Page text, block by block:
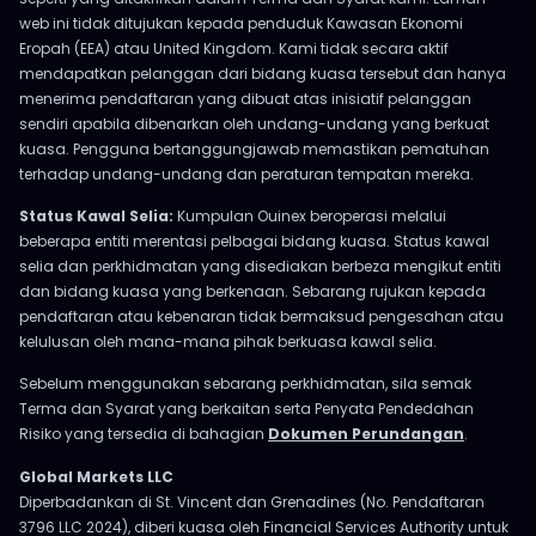
web ini tidak ditujukan kepada penduduk Kawasan Ekonomi
Eropah (EEA) atau United Kingdom. Kami tidak secara aktif
mendapatkan pelanggan dari bidang kuasa tersebut dan hanya
menerima pendaftaran yang dibuat atas inisiatif pelanggan
sendiri apabila dibenarkan oleh undang-undang yang berkuat
kuasa. Pengguna bertanggungjawab memastikan pematuhan
terhadap undang-undang dan peraturan tempatan mereka.
Status Kawal Selia: Kumpulan Ouinex beroperasi melalui
beberapa entiti merentasi pelbagai bidang kuasa. Status kawal
selia dan perkhidmatan yang disediakan berbeza mengikut entiti
dan bidang kuasa yang berkenaan. Sebarang rujukan kepada
pendaftaran atau kebenaran tidak bermaksud pengesahan atau
kelulusan oleh mana-mana pihak berkuasa kawal selia.
Sebelum menggunakan sebarang perkhidmatan, sila semak
Terma dan Syarat yang berkaitan serta Penyata Pendedahan
Risiko yang tersedia di bahagian Dokumen Perundangan.
Global Markets LLC
Diperbadankan di St. Vincent dan Grenadines (No. Pendaftaran
3796 LLC 2024), diberi kuasa oleh Financial Services Authority untuk